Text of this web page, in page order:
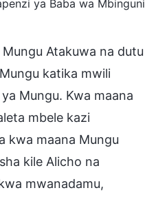
ya Baba wa Mbinguni
Atakuwa na dutu
katika mwili
Mungu. Kwa maana
mbele kazi
kwa maana Mungu
kile Alicho na
mwanadamu,